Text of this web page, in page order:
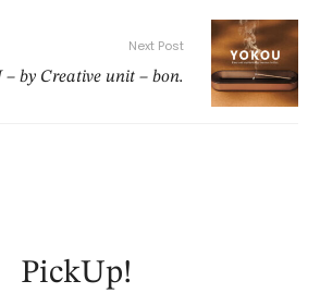
Next Post
– by Creative unit – bon.
PickUp!